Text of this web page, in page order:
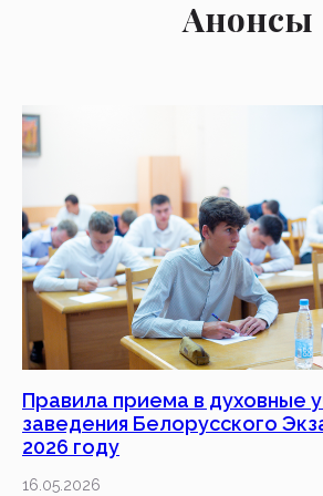
Анонсы
Правила приема в духовные
заведения Белорусского
2026 году
16.05.2026